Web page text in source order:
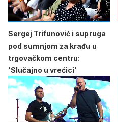
Sergej Trifunović i supruga
pod sumnjom za krađu u
trgovačkom centru:
'Slučajno u vrećici'